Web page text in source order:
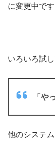
に変更中です
いろいろ試
「 や
他のシステ